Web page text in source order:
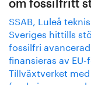
om fossilfritt
SSAB, Luleå
Sveriges hittills
fossilfri
finansieras av
Tillväxtverket